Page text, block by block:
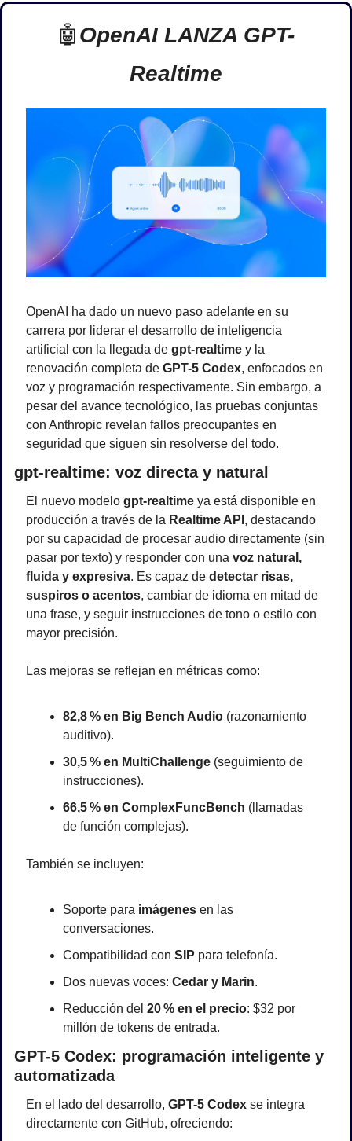
🤖OpenAI LANZA GPT-
Realtime
OpenAI ha dado un nuevo paso adelante en su
carrera por liderar el desarrollo de inteligencia
artificial con la llegada de gpt-realtime y la
renovación completa de GPT-5 Codex, enfocados en
voz y programación respectivamente. Sin embargo, a
pesar del avance tecnológico, las pruebas conjuntas
con Anthropic revelan fallos preocupantes en
seguridad que siguen sin resolverse del todo.
gpt-realtime: voz directa y natural
El nuevo modelo gpt-realtime ya está disponible en
producción a través de la Realtime API , destacando
por su capacidad de procesar audio directamente (sin
pasar por texto) y responder con una voz natural,
fluida y expresiva. Es capaz de detectar risas,
suspiros o acentos, cambiar de idioma en mitad de
una frase, y seguir instrucciones de tono o estilo con
mayor precisión.
Las mejoras se reflejan en métricas como:
82,8 % en Big Bench Audio (razonamiento
auditivo).
30,5 % en MultiChallenge (seguimiento de
instrucciones).
66,5 % en ComplexFuncBench (llamadas
de función complejas).
También se incluyen:
Soporte para imágenes en las
conversaciones.
Compatibilidad con SIP para telefonía.
Dos nuevas voces: Cedar y Marin.
Reducción del 20 % en el precio: $32 por
millón de tokens de entrada.
GPT-5 Codex: programación inteligente y
automatizada
En el lado del desarrollo, GPT-5 Codex se integra
directamente con GitHub, ofreciendo: